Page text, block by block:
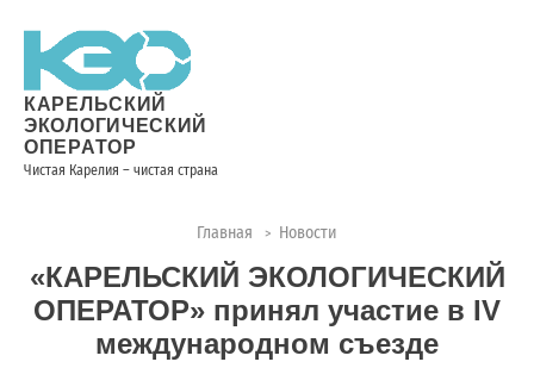
КАРЕЛЬСКИЙ
ЭКОЛОГИЧЕСКИЙ
ОПЕРАТОР
Чистая Карелия – чистая страна
о невывозе
ТКО
и ответы
операторы
диспетчера
по
качества
Главная > Новости
«КАРЕЛЬСКИЙ ЭКОЛОГИЧЕСКИЙ
ОПЕРАТОР» принял участие в IV
международном съезде